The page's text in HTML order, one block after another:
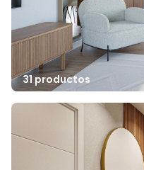
31 productos